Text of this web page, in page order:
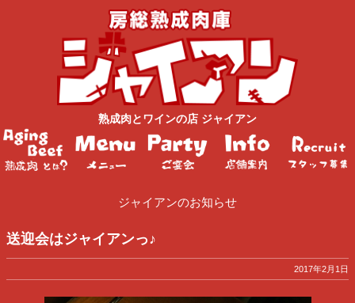
熟成肉と ワインの店 ジャイアン
ジャイアンのお知らせ
送迎会はジャイアンっ♪
2017年2月1日